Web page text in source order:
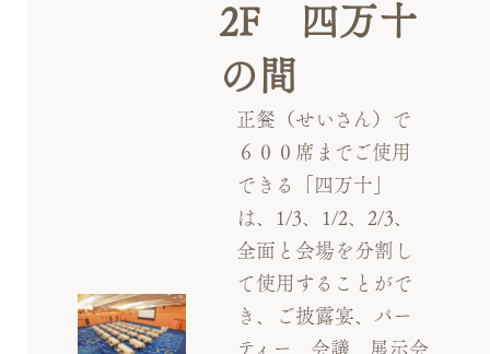
2F 四万十
の間
正餐（せいさん）で
６００席までご使用
できる「四万十」
は、1/3、1/2、2/3、
全面と会場を分割し
て使用することがで
き、ご披露宴、パー
ティー、会議、展示会